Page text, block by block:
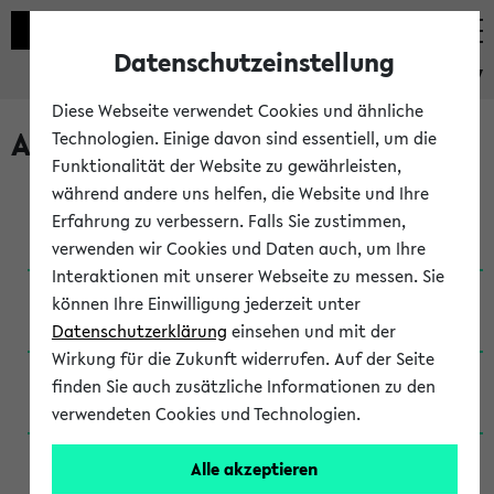
eKVV
Archivierte Studiengänge
Anglistik: British and American Studies / B.A.
(Einschreibung bis WiSe 16/17)
Anglistik: British and American Studies / B.A.
(Einschreibung bis SoSe 2015)
Anglistik: British and American Studies / B.A.
(Einschreibung bis SoSe 2013)
Anglistik: British and American Studies / Ba
(Einschreibung bis SoSe 2011)
Datenschutzeinstellung
Diese Webseite verwendet Cookies und ähnliche
Technologien. Einige davon sind essentiell, um die
Funktionalität der Website zu gewährleisten,
während andere uns helfen, die Website und Ihre
Erfahrung zu verbessern. Falls Sie zustimmen,
verwenden wir Cookies und Daten auch, um Ihre
Interaktionen mit unserer Webseite zu messen. Sie
können Ihre Einwilligung jederzeit unter
Datenschutzerklärung einsehen und mit der
Wirkung für die Zukunft widerrufen. Auf der Seite
finden Sie auch zusätzliche Informationen zu den
verwendeten Cookies und Technologien.
Alle akzeptieren